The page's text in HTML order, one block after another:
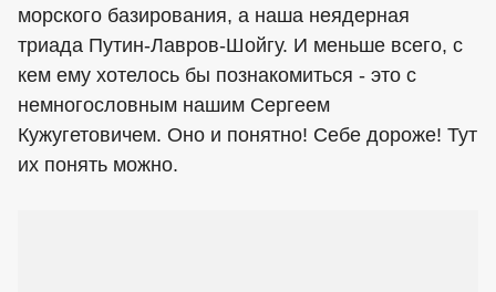
морского базирования, а наша неядерная
триада Путин-Лавров-Шойгу. И меньше всего, с
кем ему хотелось бы познакомиться - это с
немногословным нашим Сергеем
Кужугетовичем. Оно и понятно! Себе дороже! Тут
их понять можно.